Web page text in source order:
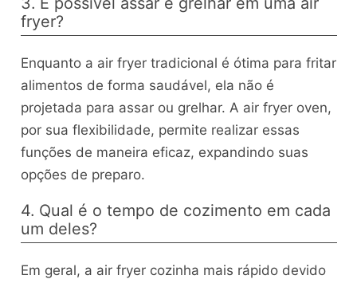
fryer?
Enquanto a air fryer tradicional é ótima para fritar
alimentos de forma saudável, ela não é
projetada para assar ou grelhar. A air fryer oven,
por sua flexibilidade, permite realizar essas
funções de maneira eficaz, expandindo suas
opções de preparo.
4. Qual é o tempo de cozimento em cada
um deles?
Em geral, a air fryer cozinha mais rápido devido